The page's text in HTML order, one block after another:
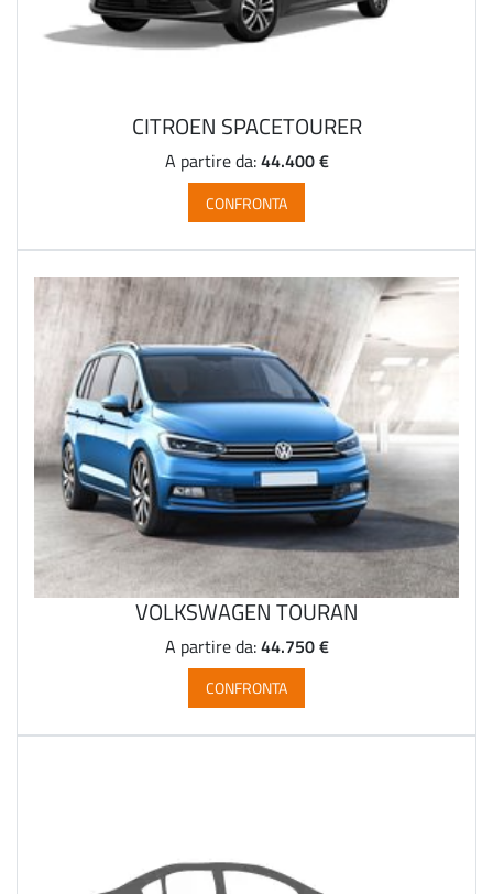
CITROEN SPACETOURER
A partire da:44.400 €
CONFRONTA
VOLKSWAGEN TOURAN
A partire da:44.750 €
CONFRONTA